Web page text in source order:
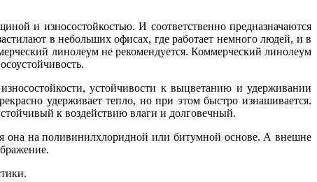
и износостойкостью. И соответственно предназначаются
в небольших офисах, где работает немного людей, и в
линолеум не рекомендуется. Коммерческий линолеум
устойчивости к выцветанию и удерживании
удерживает тепло, но при этом быстро изнашивается.
к воздействию влаги и долговечный.
она на поливинилхлоридной или битумной основе. А внешне